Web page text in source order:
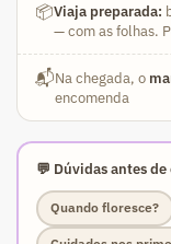
📦Viaja preparada:
— com as folhas.
📬Na chegada, o
encomenda
💬 Dúvidas antes
Quando floresce?